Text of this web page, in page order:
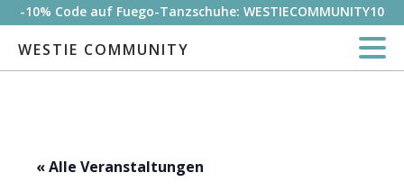
-10% Code auf Fuego-Tanzschuhe: WESTIECOMMUNITY10
WESTIE COMMUNITY
« Alle Veranstaltungen